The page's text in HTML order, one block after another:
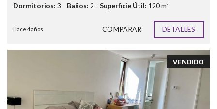
Dormitorios: 3 Baños: 2 Superficie Útil: 120 m²
Hace 4 años COMPARAR DETALLES
VENDIDO